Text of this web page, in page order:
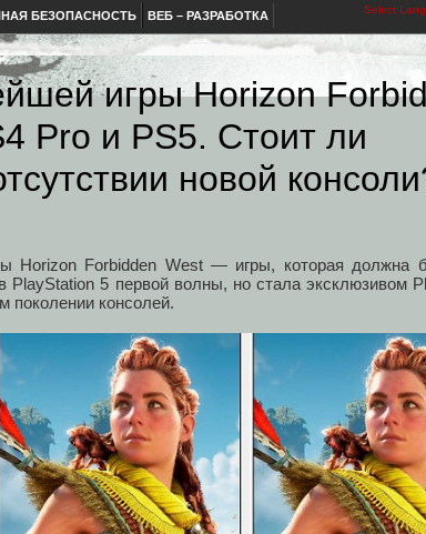
БЕЗОПАСНОСТЬ ВЕБ – РАЗРАБОТКА Select
игры Horizon
Pro и PS5. Стоит ли
новой
Horizon Forbidden West — игры, которая должна
PlayStation 5 первой волны, но стала эксклюзивом
поколении консолей.